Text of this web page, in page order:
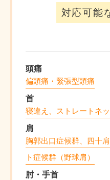
対応可能
頭痛
偏頭痛・緊張型頭痛
首
寝違え、ストレートネ
肩
胸郭出口症候群、四十
ト症候群（野球肩）
肘・手首